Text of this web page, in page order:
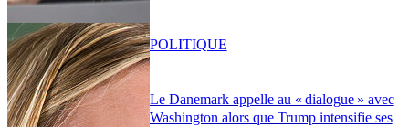
Le Danemark appelle au « dialogue » avec
Washington alors que Trump intensifie ses
POLITIQUE